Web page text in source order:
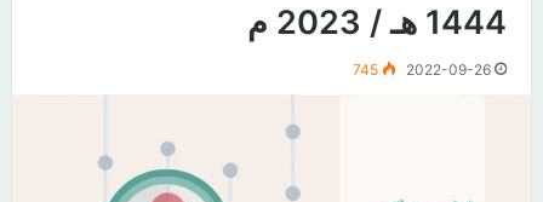
1444 هـ / 2023 م
2022-09-26
745